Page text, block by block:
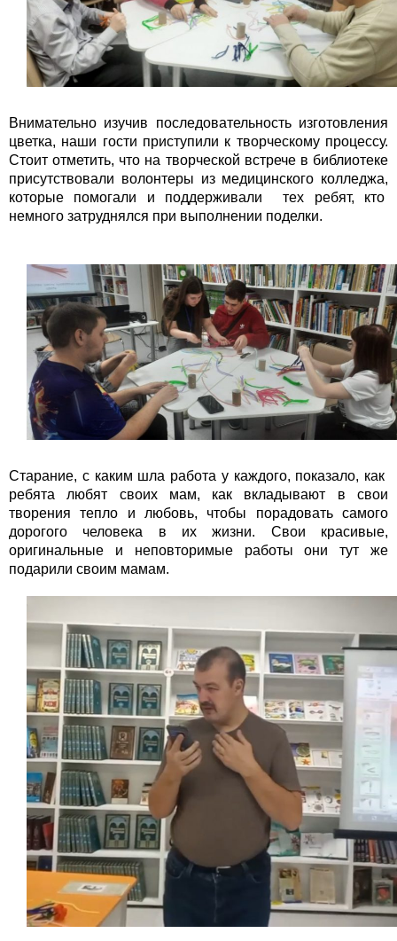
Внимательно изучив последовательность изготовления
цветка, наши гости приступили к творческому процессу.
Стоит отметить, что на творческой встрече в библиотеке
присутствовали волонтеры из медицинского колледжа,
которые помогали и поддерживали тех ребят, кто
немного затруднялся при выполнении поделки.
Старание, с каким шла работа у каждого, показало, как
ребята любят своих мам, как вкладывают в свои
творения тепло и любовь, чтобы порадовать самого
дорогого человека в их жизни. Свои красивые,
оригинальные и неповторимые работы они тут же
подарили своим мамам.